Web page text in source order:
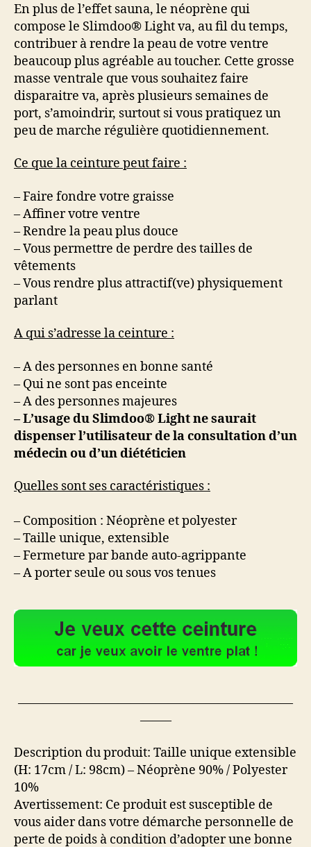
En plus de l’effet sauna, le néoprène qui
compose le Slimdoo® Light va, au fil du temps,
contribuer à rendre la peau de votre ventre
beaucoup plus agréable au toucher. Cette grosse
masse ventrale que vous souhaitez faire
disparaitre va, après plusieurs semaines de
port, s’amoindrir, surtout si vous pratiquez un
peu de marche régulière quotidiennement.
Ce que la ceinture peut faire :
– Faire fondre votre graisse
– Affiner votre ventre
– Rendre la peau plus douce
– Vous permettre de perdre des tailles de
vêtements
– Vous rendre plus attractif(ve) physiquement
parlant
A qui s’adresse la ceinture :
– A des personnes en bonne santé
– Qui ne sont pas enceinte
– A des personnes majeures
– L’usage du Slimdoo® Light ne saurait
dispenser l’utilisateur de la consultation d’un
médecin ou d’un diététicien
Quelles sont ses caractéristiques :
– Composition : Néoprène et polyester
– Taille unique, extensible
– Fermeture par bande auto-agrippante
– A porter seule ou sous vos tenues
——————————————————————
——–
Description du produit: Taille unique extensible
(H: 17cm / L: 98cm) – Néoprène 90% / Polyester
10%
Avertissement: Ce produit est susceptible de
vous aider dans votre démarche personnelle de
perte de poids à condition d’adopter une bonne